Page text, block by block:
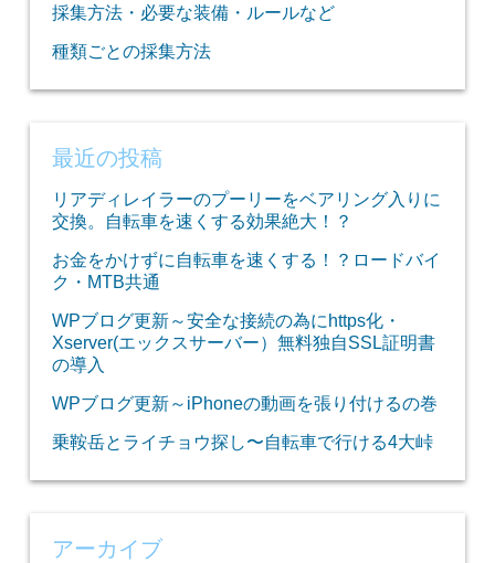
採集方法・必要な装備・ルールなど
種類ごとの採集方法
最近の投稿
リアディレイラーのプーリーをベアリング入りに
交換。自転車を速くする効果絶大！？
お金をかけずに自転車を速くする！？ロードバイ
ク・MTB共通
WPブログ更新～安全な接続の為にhttps化・
Xserver(エックスサーバー）無料独自SSL証明書
の導入
WPブログ更新～iPhoneの動画を張り付けるの巻
乗鞍岳とライチョウ探し〜自転車で行ける4大峠
アーカイブ